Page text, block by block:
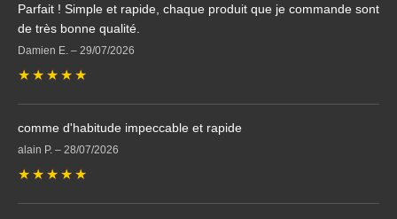
Parfait ! Simple et rapide, chaque produit que je commande sont
de très bonne qualité.
Damien E. – 29/07/2026
★ ★ ★ ★ ★
comme d'habitude impeccable et rapide
alain P. – 28/07/2026
★ ★ ★ ★ ★